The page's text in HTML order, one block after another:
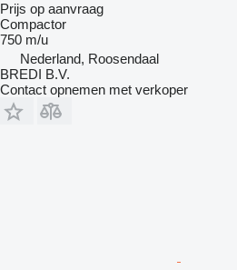
Prijs op aanvraag
Compactor
750 m/u
Nederland, Roosendaal
BREDI B.V.
Contact opnemen met verkoper